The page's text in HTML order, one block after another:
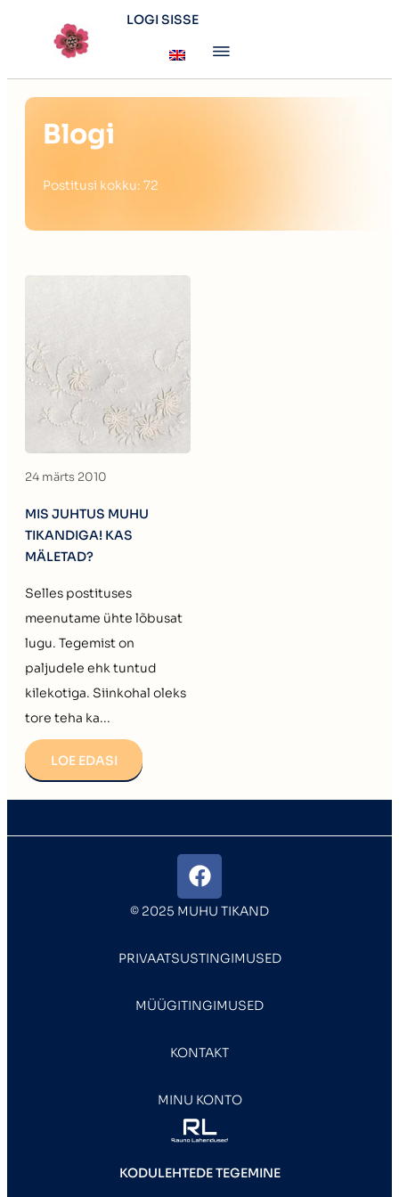
LOGI SISSE
Blogi
Postitusi kokku: 72
24 märts 2010
MIS JUHTUS MUHU
TIKANDIGA! KAS
MÄLETAD?
Selles postituses
meenutame ühte lõbusat
lugu. Tegemist on
paljudele ehk tuntud
kilekotiga. Siinkohal oleks
tore teha ka...
LOE EDASI
© 2025 MUHU TIKAND
PRIVAATSUSTINGIMUSED
MÜÜGITINGIMUSED
KONTAKT
MINU KONTO
KODULEHTEDE TEGEMINE